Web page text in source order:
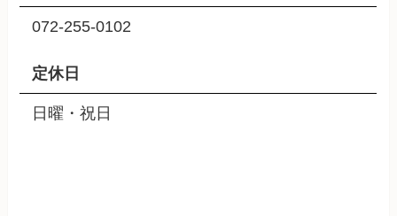
072-255-0102
定休日
日曜・祝日